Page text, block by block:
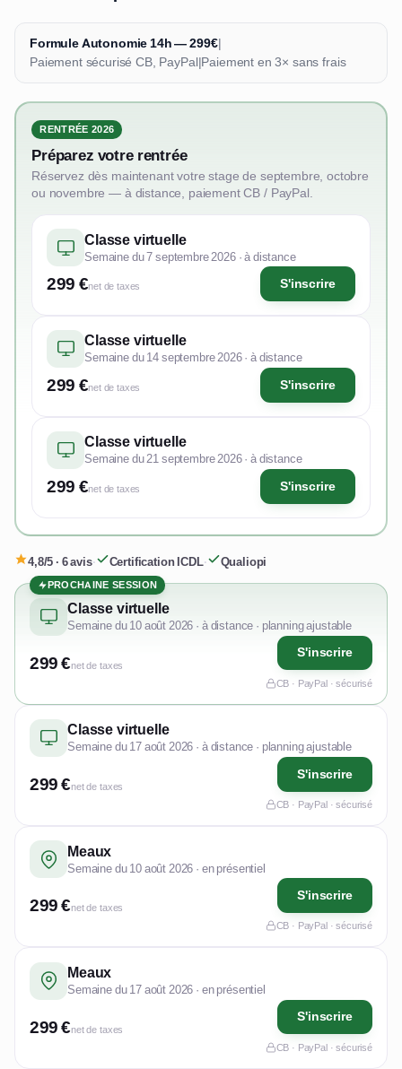
Formule Autonomie 14h — 299€|
Paiement sécurisé CB, PayPal|Paiement en 3× sans frais
RENTRÉE 2026
Préparez votre rentrée
Réservez dès maintenant votre stage de septembre, octobre
ou novembre — à distance, paiement CB / PayPal.
Classe virtuelle
Semaine du 7 septembre 2026 · à distance
299 €net de taxes S'inscrire
Classe virtuelle
Semaine du 14 septembre 2026 · à distance
299 €net de taxes S'inscrire
Classe virtuelle
Semaine du 21 septembre 2026 · à distance
299 €net de taxes S'inscrire
4,8/5 · 6 avis· Certification ICDL· Qualiopi
PROCHAINE SESSION
Classe virtuelle
Semaine du 10 août 2026 · à distance · planning ajustable
299 €net de taxes
S'inscrire
CB · PayPal · sécurisé
Classe virtuelle
Semaine du 17 août 2026 · à distance · planning ajustable
299 €net de taxes
S'inscrire
CB · PayPal · sécurisé
Meaux
Semaine du 10 août 2026 · en présentiel
299 €net de taxes
S'inscrire
CB · PayPal · sécurisé
Meaux
Semaine du 17 août 2026 · en présentiel
299 €net de taxes
S'inscrire
CB · PayPal · sécurisé